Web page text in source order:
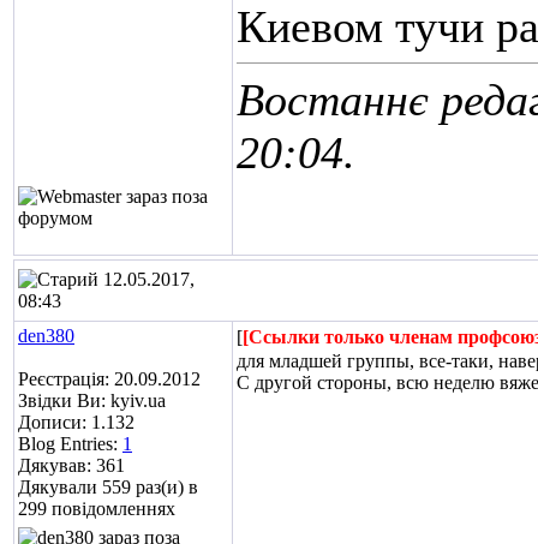
Киевом тучи
Востаннє
20:04.
12.05.2017,
08:43
den380
Реєстрація: 20.09.2012
Звідки Ви: kyiv.ua
Дописи: 1.132
Blog Entries: 1
Дякував: 361
Дякували 559 раз(и) в
299 повідомленнях
[[Ссылки только членам
для младшей группы, все-таки,
С другой стороны, всю неделю